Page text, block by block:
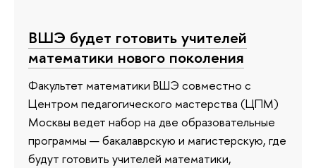
ВШЭ будет готовить учителей
математики нового поколения
Факультет математики ВШЭ совместно с
Центром педагогического мастерства (ЦПМ)
Москвы ведет набор на две образовательные
программы — бакалаврскую и магистерскую, где
будут готовить учителей математики,